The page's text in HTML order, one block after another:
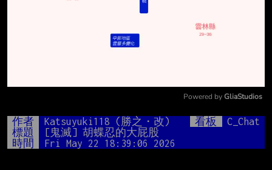
Mute
Powered by GliaStudios
作者 Katsuyuki118 (勝之・改) 看板
C_Chat
標題
[鬼滅] 胡蝶忍的大屁股
時間
Fri May 22 18:39:06 2026